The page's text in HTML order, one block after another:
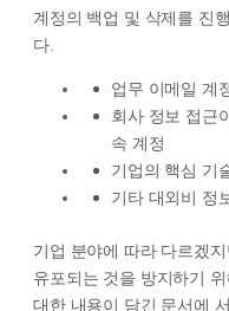
계정의 백업 및 삭제를 진
다.
업무 이메일 계
회사 정보 접근
속 계정
기업의 핵심 기
기타 대외비 정
기업 분야에 따라 다르겠
유포되는 것을 방지하기
대한 내용이 담긴 문서에